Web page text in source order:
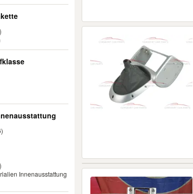
Innenausstattung